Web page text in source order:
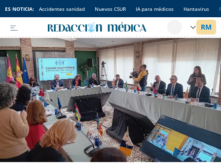
ES NOTICIA: Accidentes sanidad Nuevos CSUR IA para médicos Hantavirus